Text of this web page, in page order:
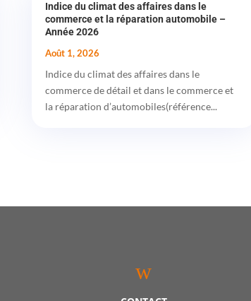
Indice du climat des affaires dans le
commerce et la réparation automobile –
Année 2026
Août 1, 2026
Indice du climat des affaires dans le
commerce de détail et dans le commerce et
la réparation d’automobiles(référence...
w